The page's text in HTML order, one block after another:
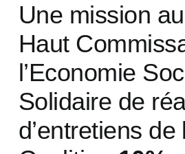
Une mission
Haut
l’Economie
Solidaire de
d’entretiens de